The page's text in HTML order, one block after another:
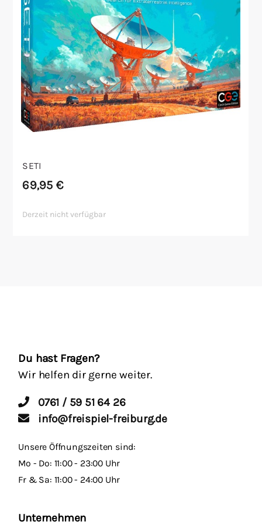
SETI
69,95€
Derzeit nicht verfügbar
Du hast Fragen?
Wir helfen dir gerne weiter.
0761 / 59 51 64 26
info@freispiel-freiburg.de
Unsere Öffnungszeiten sind:
Mo - Do: 11:00 - 23:00 Uhr
Fr & Sa: 11:00 - 24:00 Uhr
Unternehmen